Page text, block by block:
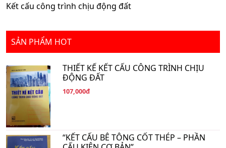
Kết cấu công trình chịu động đất
SẢN PHẨM HOT
THIẾT KẾ KẾT CẤU CÔNG TRÌNH CHỊU
ĐỘNG ĐẤT
107,000đ
“KẾT CẤU BÊ TÔNG CỐT THÉP – PHẦN